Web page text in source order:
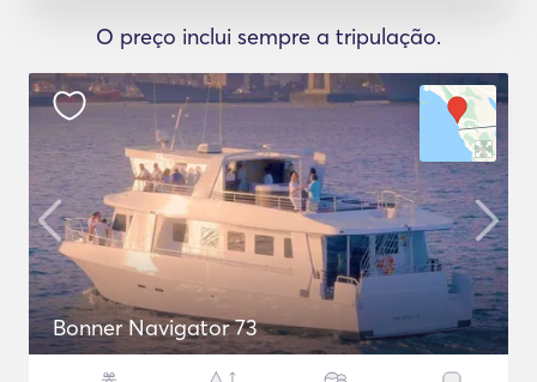
O preço inclui sempre a tripulação.
Bonner Navigator 73